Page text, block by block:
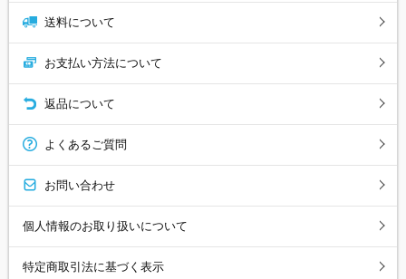
送料について
お支払い方法について
返品について
よくあるご質問
お問い合わせ
個人情報のお取り扱いについて
特定商取引法に基づく表示